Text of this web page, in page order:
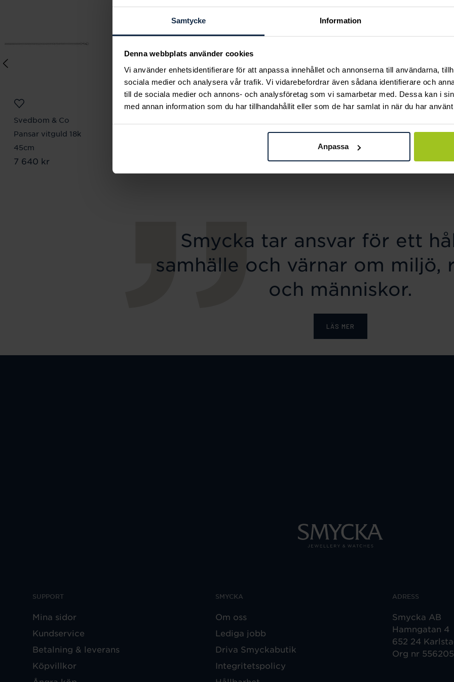
Samtycke Information
Denna webbplats använder cookies
Vi använder enhetsidentifierare för att anpassa innehållet och annonserna till användarna,
sociala medier och analysera vår trafik. Vi vidarebefordrar även sådana identifierare och
till de sociala medier och annons- och analysföretag som vi samarbetar med. Dessa kan i
med annan information som du har tillhandahållit eller som de har samlat in när du har
Anpassa
Svedbom & Co
Pansar vitguld 18k
45cm
Pris:7 640 kr
7 640 kr
Hollow Heart halsband
7 740 kr
7 740 kr
Ring Belluno / 54
Pris
1 599 kr
Smycka tar ansvar för ett
samhälle och värnar om miljö,
och människor.
LÄS MER
SUPPORT
Mina sidor
Kundservice
Betalning & leverans
Köpvillkor
SMYCKA
Om oss
Lediga jobb
Driva Smyckabutik
Integritetspolicy
ADRESS
Smycka AB
Hamngatan 4
652 24
Org nr